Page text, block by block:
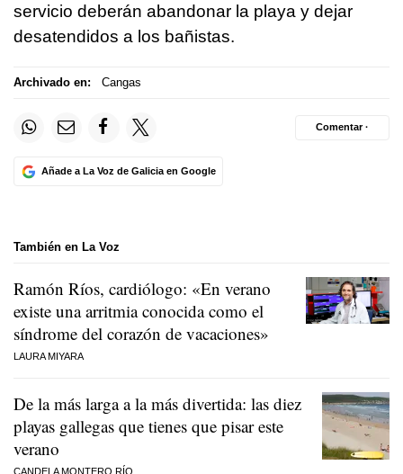
servicio deberán abandonar la playa y dejar
desatendidos a los bañistas.
Archivado en: Cangas
Añade a La Voz de Galicia en Google
Comentar ·
También en La Voz
Ramón Ríos, cardiólogo: «En verano
existe una arritmia conocida como el
síndrome del corazón de vacaciones»
LAURA MIYARA
De la más larga a la más divertida: las diez
playas gallegas que tienes que pisar este
verano
CANDELA MONTERO RÍO